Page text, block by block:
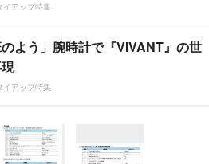
イアップ特集
のよう」腕時計で『VIVANT』の世
イアップ特集